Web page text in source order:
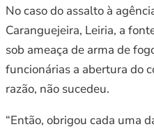
No caso do assalto à
Caranguejeira, Leiria, a
sob ameaça de arma de
funcionárias a abertura do
razão, não sucedeu.
“Então, obrigou cada uma